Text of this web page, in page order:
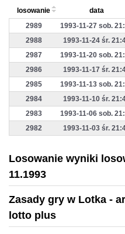
losowanie
data
2989
1993-11-27 sob.
2988
1993-11-24 śr.
2987
1993-11-20 sob.
2986
1993-11-17 śr.
2985
1993-11-13 sob.
2984
1993-11-10 śr.
2983
1993-11-06 sob.
2982
1993-11-03 śr.
Losowanie wyniki
11.1993
Zasady gry w Lotka -
lotto plus